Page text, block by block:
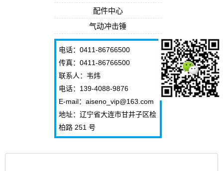
配件中心
气动冲击锤
电话：0411-86766500
传真：0411-86766500
联系人：韦炜
电话：139-4088-9876
E-mail：aiseno_vip@163.com
地址：辽宁省大连市甘井子区桧
柏路 251 号